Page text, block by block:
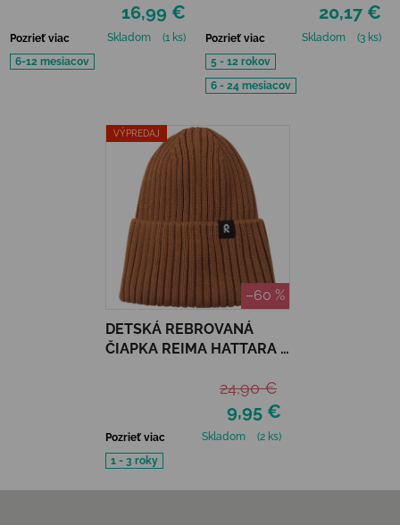
16,99 €
Pozrieť viac Skladom
(1 ks)
6-12 mesiacov
20,17 €
Pozrieť viac Skladom
(3 ks)
5 - 12 rokov
6 - 24 mesiacov
VÝPREDAJ
–60 %
DETSKÁ REBROVANÁ
ČIAPKA REIMA HATTARA -
9,95 €
24,90 €
Pozrieť viac Skladom
(2 ks)
1 - 3 roky